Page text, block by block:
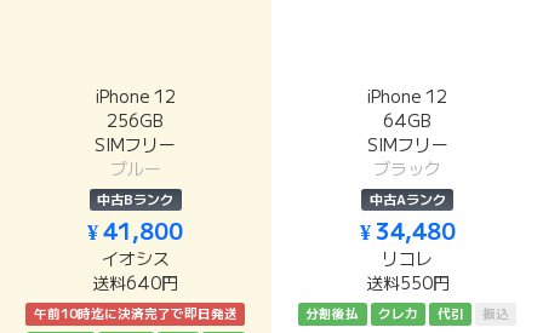
iPhone 12
256GB
SIMフリー
ブルー
中古Bランク
¥ 41,800
イオシス
送料640円
午前10時迄に決済完了で即日発送
iPhone 12
64GB
SIMフリー
ブラック
中古Aランク
¥ 34,480
リコレ
送料550円
分割後払 クレカ 代引 振込